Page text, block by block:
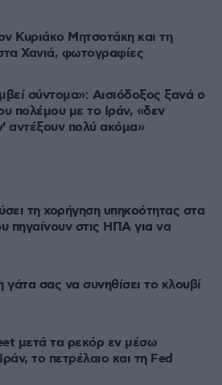
Κυριάκο Μητσοτάκη και τη
Χανιά, φωτογραφίες
σύντομα»: Αισιόδοξος ξανά ο
πολέμου με το Ιράν, «δεν
αντέξουν πολύ ακόμα»
τη χορήγηση υπηκοότητας στα
πηγαίνουν στις ΗΠΑ για να
σας να συνηθίσει το κλουβί
μετά τα ρεκόρ εν μέσω
το πετρέλαιο και τη Fed